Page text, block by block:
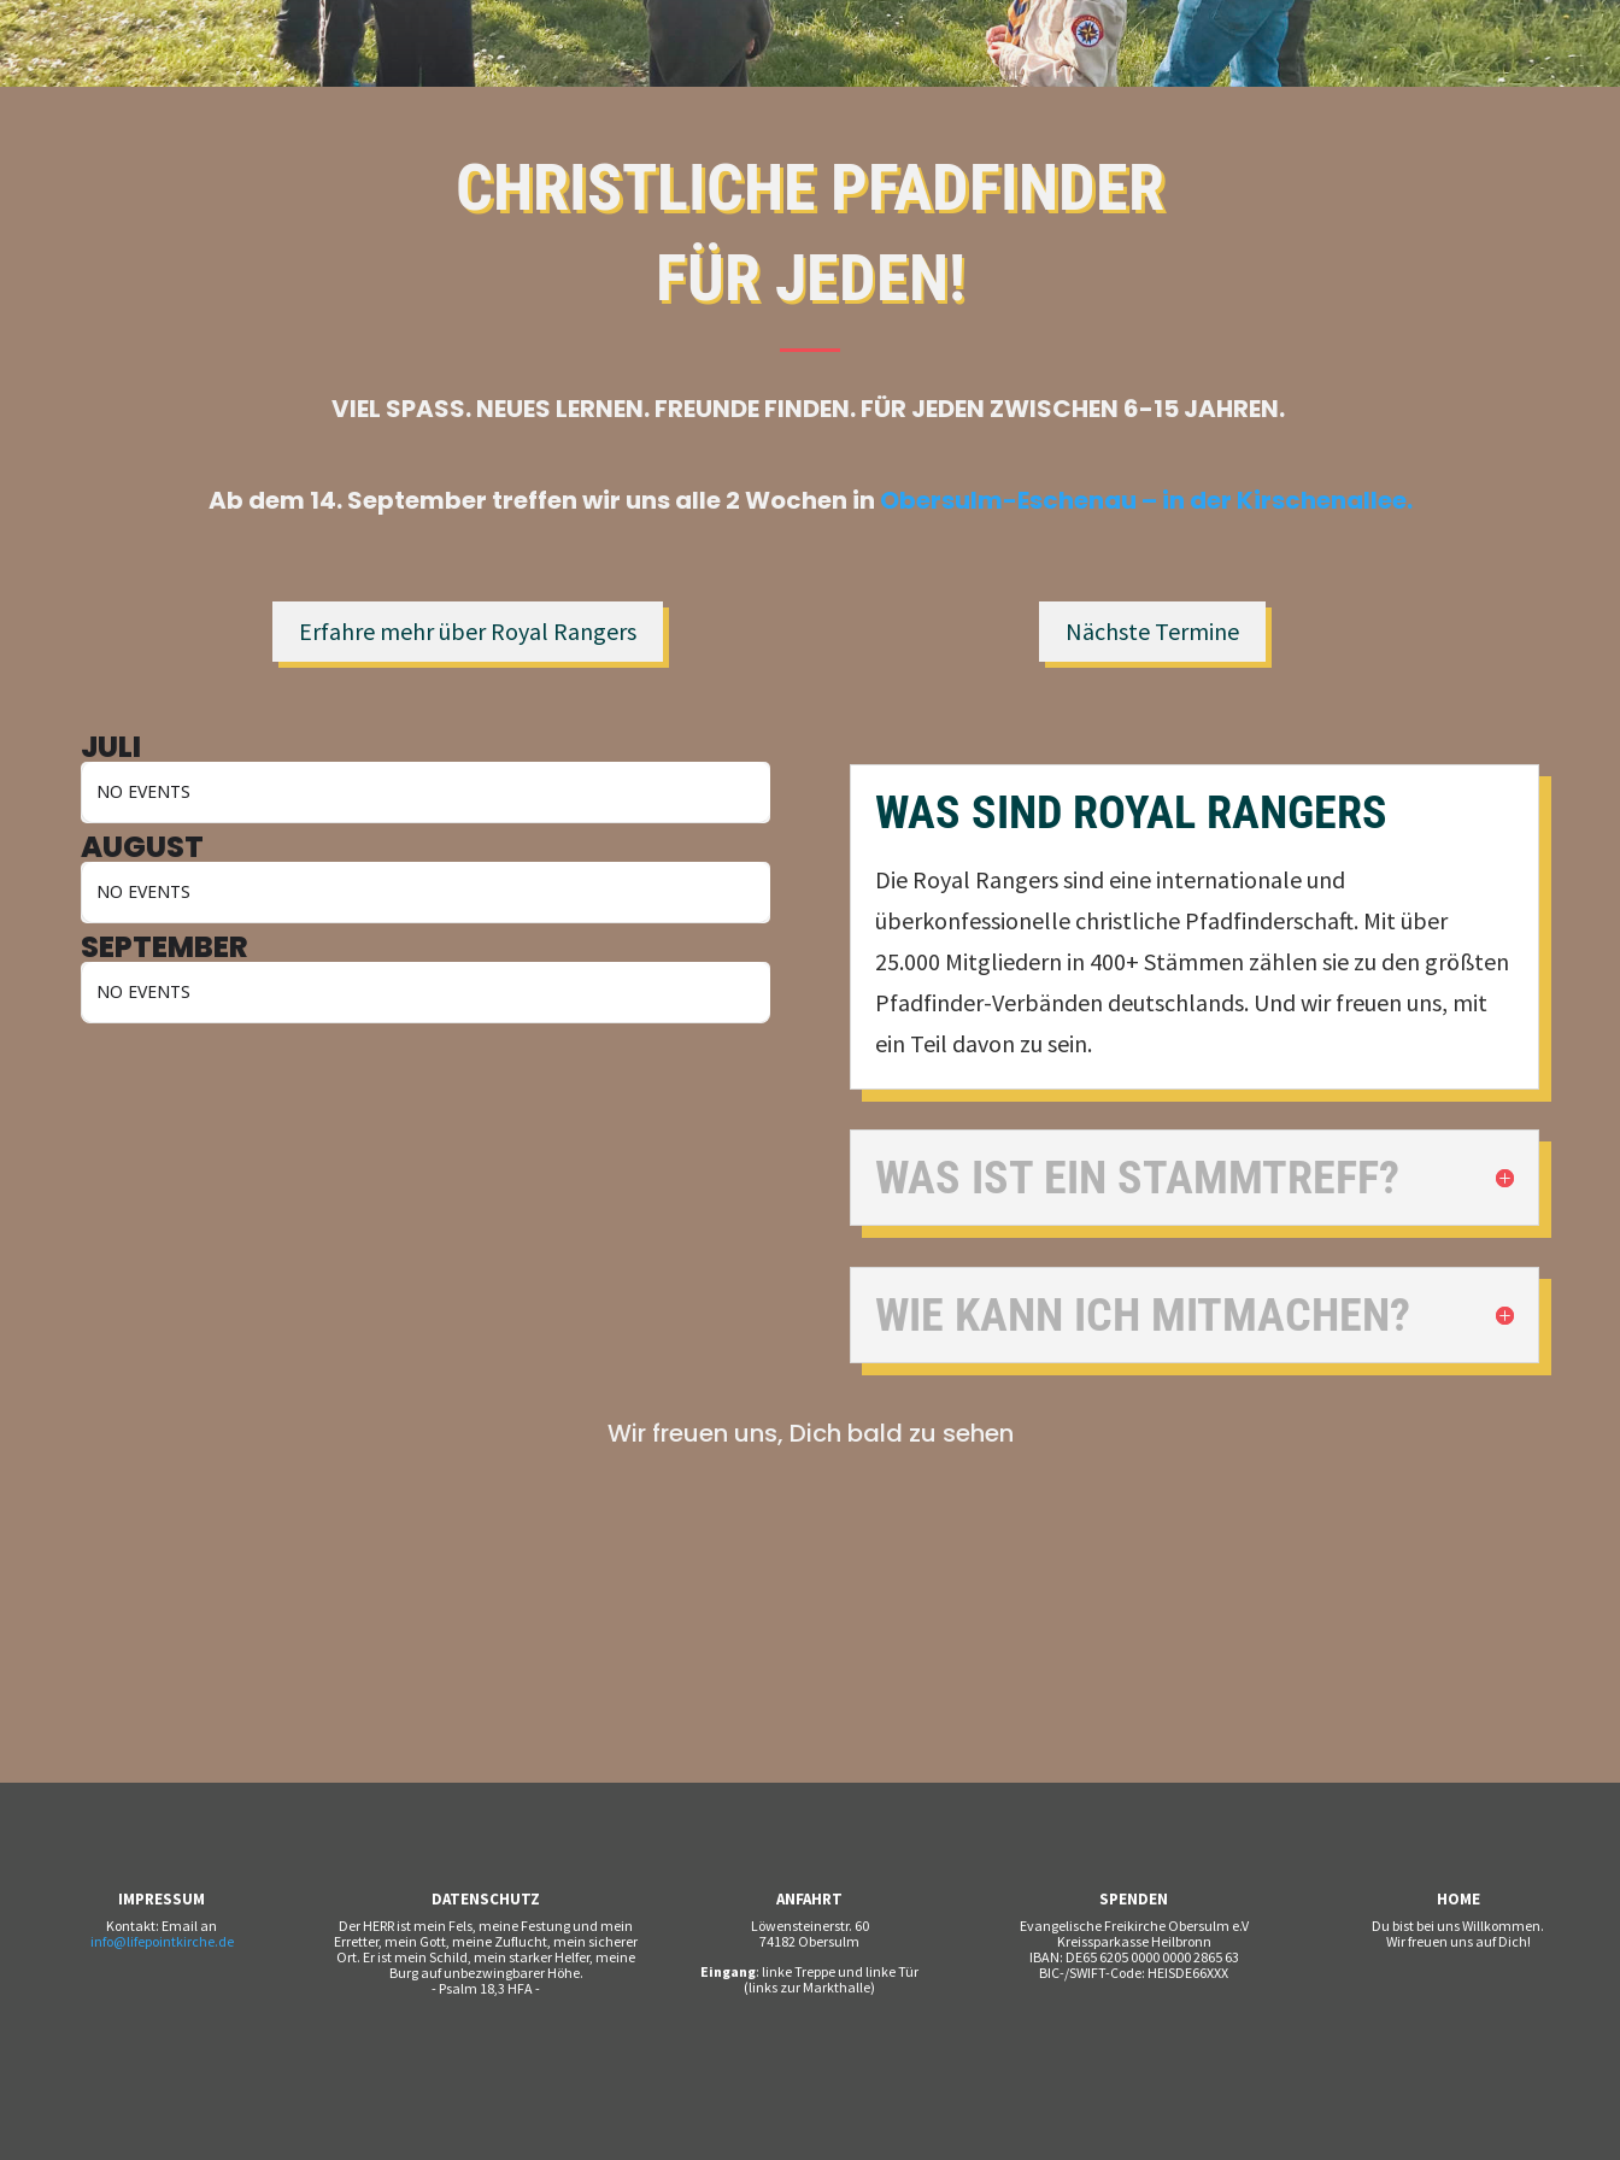
CHRISTLICHE PFADFINDER
FÜR JEDEN!
VIEL SPASS. NEUES LERNEN. FREUNDE FINDEN. FÜR JEDEN ZWISCHEN 6-15 JAHREN.
Ab dem 14. September treffen wir uns alle 2 Wochen in Obersulm-Eschenau – in der Kirschenallee.
Erfahre mehr über Royal Rangers Nächste Termine
JULI
NO EVENTS
AUGUST
NO EVENTS
SEPTEMBER
NO EVENTS
WAS SIND ROYAL RANGERS
Die Royal Rangers sind eine internationale und
überkonfessionelle christliche Pfadfinderschaft. Mit über
25.000 Mitgliedern in 400+ Stämmen zählen sie zu den größten
Pfadfinder-Verbänden deutschlands. Und wir freuen uns, mit
ein Teil davon zu sein.
WAS IST EIN STAMMTREFF?
WIE KANN ICH MITMACHEN?
Wir freuen uns, Dich bald zu sehen
IMPRESSUM
Kontakt: Email an
info@lifepointkirche.de
DATENSCHUTZ
Der HERR ist mein Fels, meine Festung und mein
Erretter, mein Gott, meine Zuflucht, mein sicherer
Ort. Er ist mein Schild, mein starker Helfer, meine
Burg auf unbezwingbarer Höhe.
- Psalm 18,3 HFA -
ANFAHRT
Löwensteinerstr. 60
74182 Obersulm
Eingang: linke Treppe und linke Tür
(links zur Markthalle)
SPENDEN
Evangelische Freikirche Obersulm e.V
Kreissparkasse Heilbronn
IBAN: DE65 6205 0000 0000 2865 63
BIC-/SWIFT-Code: HEISDE66XXX
HOME
Du bist bei uns Willkommen.
Wir freuen uns auf Dich!